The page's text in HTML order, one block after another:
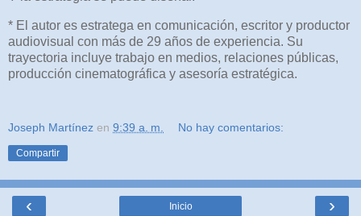
* El autor es estratega en comunicación, escritor y productor
audiovisual con más de 29 años de experiencia. Su
trayectoria incluye trabajo en medios, relaciones públicas,
producción cinematográfica y asesoría estratégica.
Joseph Martínez en 9:39 a. m. No hay comentarios:
Compartir
‹ ›
Inicio